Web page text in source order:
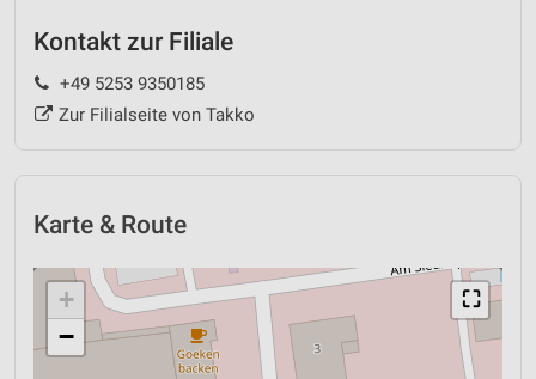
Kontakt zur Filiale
+49 5253 9350185
Zur Filialseite von Takko
Karte & Route
⛶
+
−